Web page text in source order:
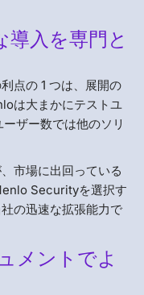
入を専門と
点の 1 つは、展開の
は大まかにテストユ
ーザー数では他のソリ
市場に出回っている
Securityを選択す
の迅速な拡張能力で
メントでよ